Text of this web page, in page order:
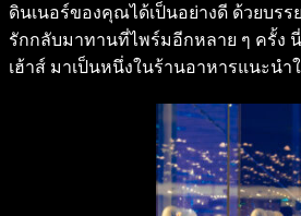
ดินเนอร์ของคุณได้เป็นอย่างดี ด้วยบ
รักกลับมาทานที่ไพร์มอีกหลาย ๆ ครั้ง
เฮ้าส์ มาเป็นหนึ่งในร้านอาหารแนะน